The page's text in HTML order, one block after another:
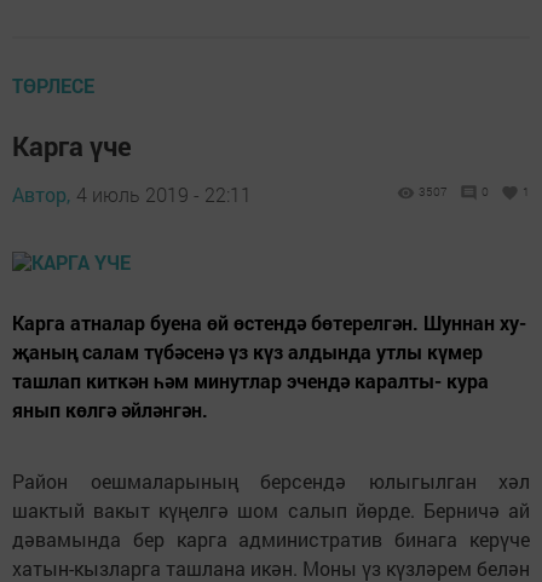
ТӨРЛЕСЕ
Карга үче
Автор, 4 июль 2019 - 22:11 3507 0 1
Карга атналар буена өй өс­тен­дә бөтерелгән. Шуннан ху­
җа­ның салам түбәсенә үз күз алдында утлы күмер
ташлап киткән һәм минутлар эчендә карал­ты- кура
янып көлгә әйләнгән.
Район оешмаларының берсендә юлыгылган хәл
шактый вакыт күңелгә шом салып йөрде. Берничә ай
дәвамында бер кар­га административ бинага керүче
хатын-кызларга ташлана икән. Моны үз күзләрем белән